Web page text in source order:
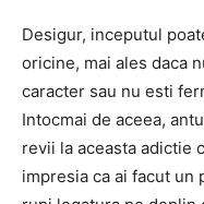
Desigur, inceputul
oricine, mai ales daca
caracter sau nu esti
Intocmai de aceea,
revii la aceasta adictie
impresia ca ai facut un